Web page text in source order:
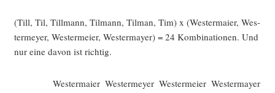
(Till, Til, Till­mann, Til­mann, Til­man, Tim) x (Wes­ter­mai­er, Wes­
ter­mey­er, Wes­ter­mei­er, Wes­ter­may­er) = 24 Kom­bi­na­tio­nen. Und
nur eine davon ist richtig.
Wes­ter­mai­er Wes­ter­mey­er Wes­ter­mei­er Wes­ter­may­er